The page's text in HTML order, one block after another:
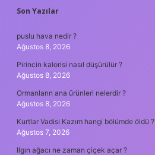
SIDEBAR
Son Yazılar
puslu hava nedir ?
Ağustos 8, 2026
Pirincin kalorisi nasıl düşürülür ?
Ağustos 8, 2026
Ormanların ana ürünleri nelerdir ?
Ağustos 8, 2026
Kurtlar Vadisi Kazım hangi bölümde öldü ?
Ağustos 7, 2026
Ilgın ağacı ne zaman çiçek açar ?